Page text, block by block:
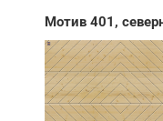
Мотив 401,